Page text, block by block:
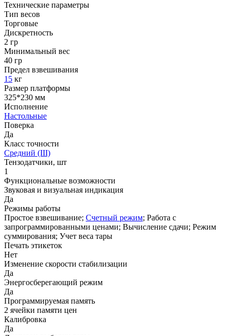
Технические параметры
Тип весов
Торговые
Дискретность
2 гр
Минимальный вес
40 гр
Предел взвешивания
15 кг
Размер платформы
325*230 мм
Исполнение
Настольные
Поверка
Да
Класс точности
Средний (III)
Тензодатчики, шт
1
Функциональные возможности
Звуковая и визуальная индикация
Да
Режимы работы
Простое взвешивание; Счетный режим; Работа с
запрограммированными ценами; Вычисление сдачи; Режим
суммирования; Учет веса тары
Печать этикеток
Нет
Изменение скорости стабилизации
Да
Энергосберегающий режим
Да
Программируемая память
2 ячейки памяти цен
Калибровка
Да